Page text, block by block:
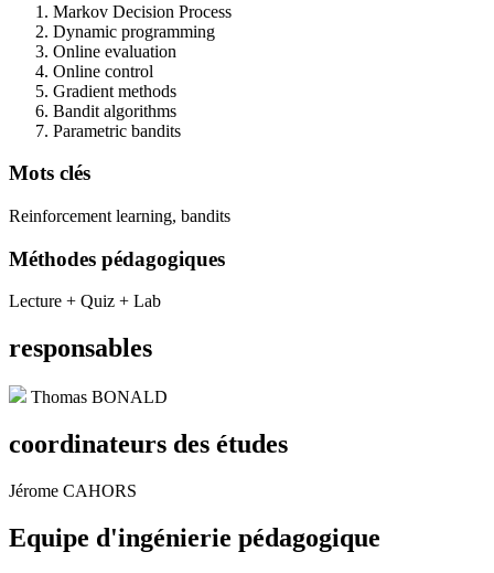
Markov Decision Process
Dynamic programming
Online evaluation
Online control
Gradient methods
Bandit algorithms
Parametric bandits
Mots clés
Reinforcement learning, bandits
Méthodes pédagogiques
Lecture + Quiz + Lab
responsables
Thomas BONALD
coordinateurs des études
Jérome CAHORS
Equipe d'ingénierie pédagogique